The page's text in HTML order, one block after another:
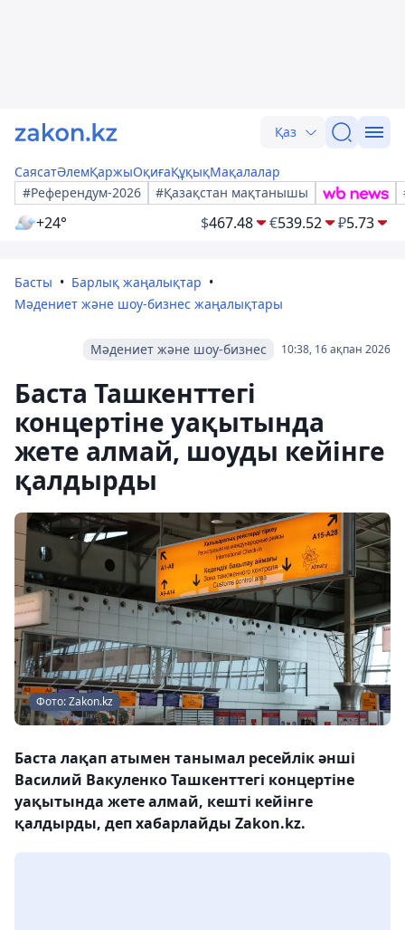
Қаз
СаясатӘлемҚаржыОқиғаҚұқықМақалалар
#Референдум-2026
#Қазақстан мақтанышы
+24° $467.48 €539.52 ₽5.73
Басты
Барлық жаңалықтар
Мәдениет және шоу-бизнес жаңалықтары
10:38, 16 ақпан 2026
Мәдениет және шоу-бизнес
Баста Ташкенттегі
концертіне уақытында
жете алмай, шоуды кейінге
қалдырды
Фото: Zakon.kz
Баста лақап атымен танымал ресейлік әнші
Василий Вакуленко Ташкенттегі концертіне
уақытында жете алмай, кешті кейінге
қалдырды, деп хабарлайды Zakon.kz.